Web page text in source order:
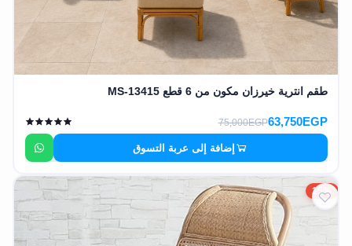
طقم انترية خيرزان مكون من 6 قطع MS-13415
63,750EGP
75,000EGP
إضافة إلى عربة التسوق
15%